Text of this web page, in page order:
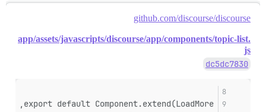
github.com/discourse/discourse
app/assets/javascripts/discourse/app/components/topic-list.
js
dc5dc7830
export default Component.extend(LoadMore, {